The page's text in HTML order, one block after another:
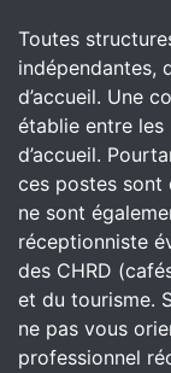
Toutes
indépendantes,
d’accueil. Une
établie entre les
d’accueil.
ces postes sont
ne sont
réceptionniste
des CHRD
et du tourisme.
ne pas vous
professionnel